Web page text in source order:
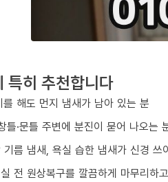
특히 추천합니다
를 해도 먼지 냄새가 남아 있는 분
틀·문틀 주변에 분진이 묻어 나오는
기름 냄새, 욕실 습한 냄새가 신경 쓰
전 원상복구를 깔끔하게 마무리하